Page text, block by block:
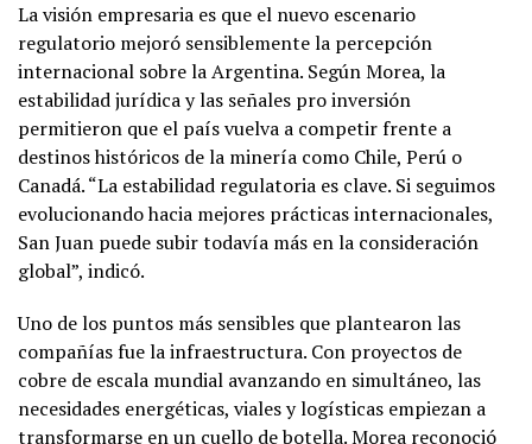
La visión empresaria es que el nuevo escenario
regulatorio mejoró sensiblemente la percepción
internacional sobre la Argentina. Según Morea, la
estabilidad jurídica y las señales pro inversión
permitieron que el país vuelva a competir frente a
destinos históricos de la minería como Chile, Perú o
Canadá. “La estabilidad regulatoria es clave. Si seguimos
evolucionando hacia mejores prácticas internacionales,
San Juan puede subir todavía más en la consideración
global”, indicó.
Uno de los puntos más sensibles que plantearon las
compañías fue la infraestructura. Con proyectos de
cobre de escala mundial avanzando en simultáneo, las
necesidades energéticas, viales y logísticas empiezan a
transformarse en un cuello de botella. Morea reconoció